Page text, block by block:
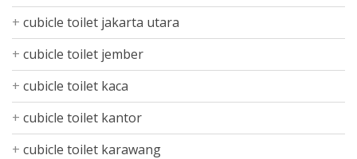
cubicle toilet jakarta utara
cubicle toilet jember
cubicle toilet kaca
cubicle toilet kantor
cubicle toilet karawang